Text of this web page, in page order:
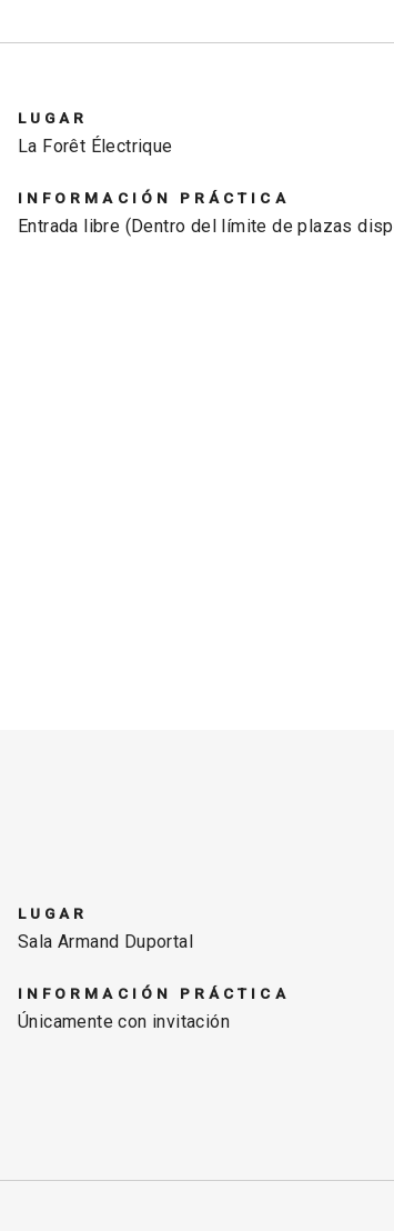
LUGAR
La Forêt Électrique
INFORMACIÓN PRÁCTICA
Entrada libre (Dentro del límite de plazas
LUGAR
Sala Armand Duportal
INFORMACIÓN PRÁCTICA
Únicamente con invitación